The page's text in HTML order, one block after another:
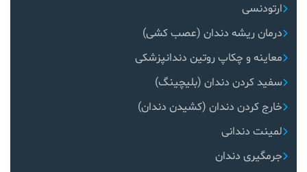
ارتودنسی
درمان ریشه دندان (عصب کشی)
معاینه و چکاپ روتین دندانپزشکی
سفید کردن دندان (بلیچینگ)
خارج کردن دندان (کشیدن دندان)
لمینت دندانی
جرمگیری دندان